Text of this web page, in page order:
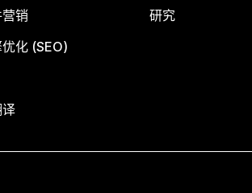
销
化 (SEO)
研究